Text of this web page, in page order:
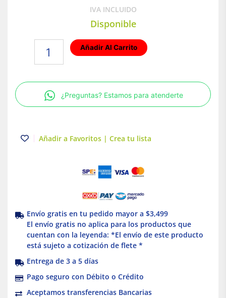
IVA INCLUIDO
Disponible
Color
Negro
Añadir Al Carrito
¿Preguntas? Estamos para atenderte
Añadir a Favoritos | Crea tu lista
Envío gratis en tu pedido mayor a $3,499
El envío gratis no aplica para los productos que
cuentan con la leyenda: *El envío de este producto
está sujeto a cotización de flete *
Entrega de 3 a 5 días
Pago seguro con Débito o Crédito
Aceptamos transferencias Bancarias